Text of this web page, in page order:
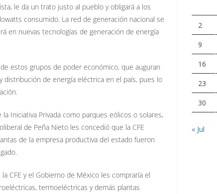
le da un trato justo al pueblo y obligará a los
consumido. La red de generación nacional se
en nuevas tecnologías de generación de energía
estos grupos de poder económico, que auguran
distribución de energía eléctrica en el país, pues lo
Iniciativa Privada como parques eólicos o solares,
de Peña Nieto les concedió que la CFE
de la empresa productiva del estado fueron
CFE y el Gobierno de México les compraría el
termoeléctricas y demás plantas
2
9
16
23
30
« Jul